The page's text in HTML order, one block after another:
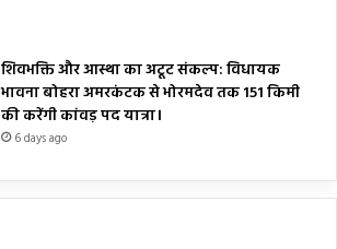
शिवभक्ति और आस्था का अटूट संकल्प: विधायक
भावना बोहरा अमरकंटक से भोरमदेव तक 151 किमी
की करेंगी कांवड़ पद यात्रा।
6 days ago